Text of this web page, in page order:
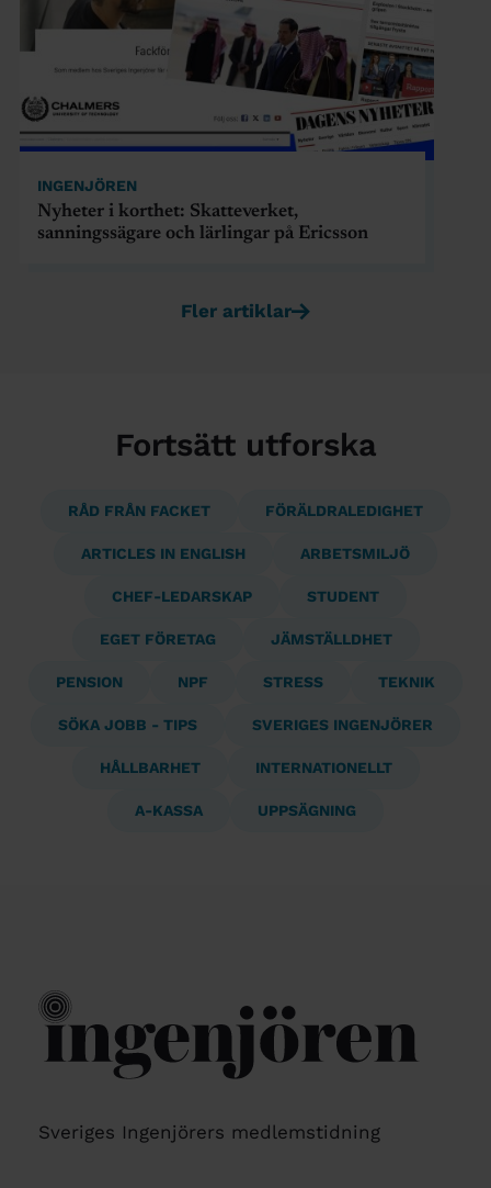
INGENJÖREN
Nyheter i korthet: Skatteverket,
sanningssägare och lärlingar på Ericsson
Fler artiklar
Fortsätt utforska
RÅD FRÅN FACKET FÖRÄLDRALEDIGHET
ARTICLES IN ENGLISH ARBETSMILJÖ
CHEF-LEDARSKAP STUDENT
EGET FÖRETAG JÄMSTÄLLDHET
PENSION NPF STRESS TEKNIK
SÖKA JOBB - TIPS SVERIGES INGENJÖRER
HÅLLBARHET INTERNATIONELLT
A-KASSA UPPSÄGNING
Sveriges Ingenjörers medlemstidning